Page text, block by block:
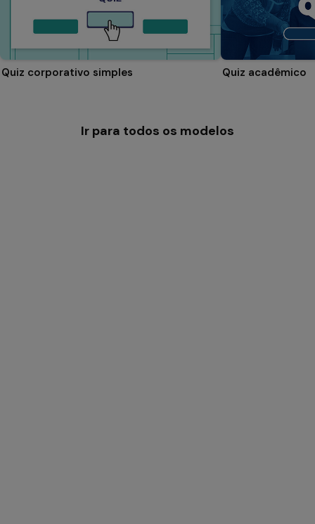
Quiz corporativo simples Quiz acadêmico
Ir para todos os modelos